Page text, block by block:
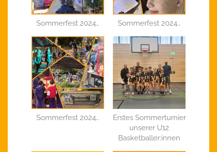
Sommerfest 2024… Sommerfest 2024…
Sommerfest 2024…
Erstes Sommerturnier
unserer U12
Basketballer:innen